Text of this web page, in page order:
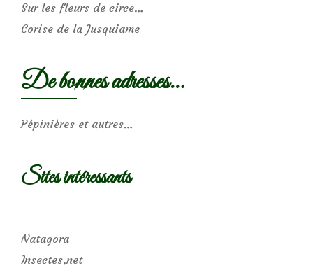
Sur les fleurs de circe…
Corise de la Jusquiame
De bonnes adresses…
Pépinières et autres…
Sites intéressants
Natagora
Insectes.net